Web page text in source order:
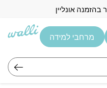
אונליין
מרחבי למידה